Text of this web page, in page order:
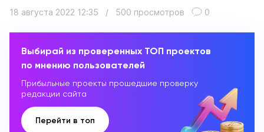
18 августа 2022 12:35 / 500 просмотров 0
Выбирай из проверенных ТОП проектов
по мнению пользователей
Прибыльные проекты прошедшие проверку
редакции сайта
Перейти в топ